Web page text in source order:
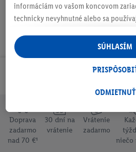
Odoberaj
Doprava
zadarmo
nad 70 €¹
30 dní na
vrátenie
Vrátenie
zadarmo
niečo
informáciám vo vašom koncovom
technicky nevyhnutné alebo sa
personalizovanú reklamu v rámci
ste účastníkom programu Lidl Plus,
aj údaje z vášho nákupného správania v
následne si vytvoríte účet Lidl Plus
tiež vytvoriť špeciálny online
ktorú tam uvediete, aby sme vás mohli
prevádzkovaných tretími stranami a
ODMIETNUŤ
SÚHLASÍM